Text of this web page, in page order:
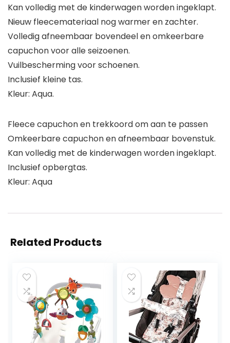
Kan volledig met de kinderwagen worden ingeklapt.
Nieuw fleecemateriaal nog warmer en zachter.
Volledig afneembaar bovendeel en omkeerbare
capuchon voor alle seizoenen.
Vuilbescherming voor schoenen.
Inclusief kleine tas.
Kleur: Aqua.
Fleece capuchon en trekkoord om aan te passen
Omkeerbare capuchon en afneembaar bovenstuk.
Kan volledig met de kinderwagen worden ingeklapt.
Inclusief opbergtas.
Kleur: Aqua
Related Products